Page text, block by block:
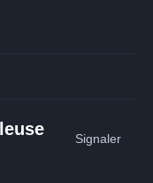
Signaler